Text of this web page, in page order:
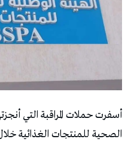
أسفرت حملات المراقبة التي